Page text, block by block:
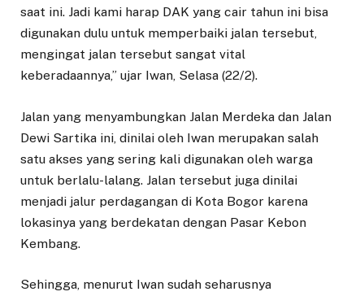
saat ini. Jadi kami harap DAK yang cair tahun ini bisa
digunakan dulu untuk memperbaiki jalan tersebut,
mengingat jalan tersebut sangat vital
keberadaannya,” ujar Iwan, Selasa (22/2).
Jalan yang menyambungkan Jalan Merdeka dan Jalan
Dewi Sartika ini, dinilai oleh Iwan merupakan salah
satu akses yang sering kali digunakan oleh warga
untuk berlalu-lalang. Jalan tersebut juga dinilai
menjadi jalur perdagangan di Kota Bogor karena
lokasinya yang berdekatan dengan Pasar Kebon
Kembang.
Sehingga, menurut Iwan sudah seharusnya